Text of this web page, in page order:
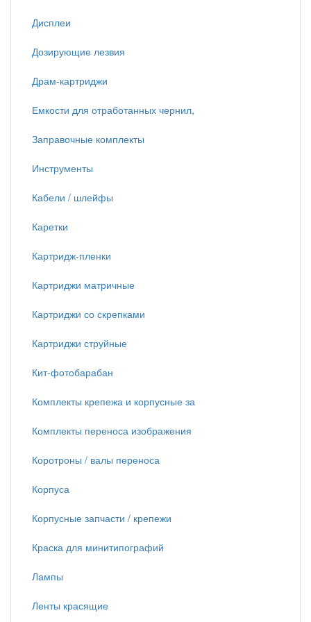
Дисплеи
Дозирующие лезвия
Драм-картриджи
Емкости для отработанных чернил,
Заправочные комплекты
Инструменты
Кабели / шлейфы
Каретки
Картридж-пленки
Картриджи матричные
Картриджи со скрепками
Картриджи струйные
Кит-фотобарабан
Комплекты крепежа и корпусные за
Комплекты переноса изображения
Коротроны / валы переноса
Корпуса
Корпусные запчасти / крепежи
Краска для минитипографий
Лампы
Ленты красящие